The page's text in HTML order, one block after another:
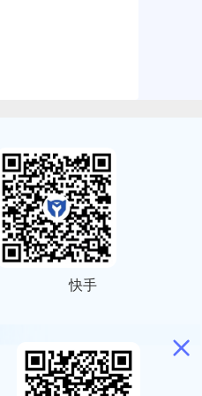
快手